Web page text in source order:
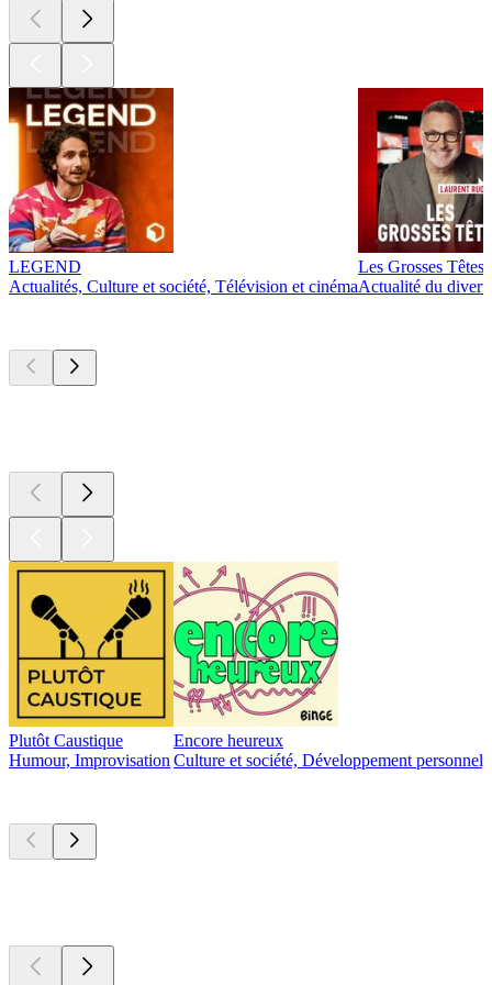
LEGEND
Actualités, Culture et société, Télévision et cinéma
Les Grosses Têtes
Actualité du
Plutôt Caustique
Humour, Improvisation
Encore heureux
Culture et société, Développement